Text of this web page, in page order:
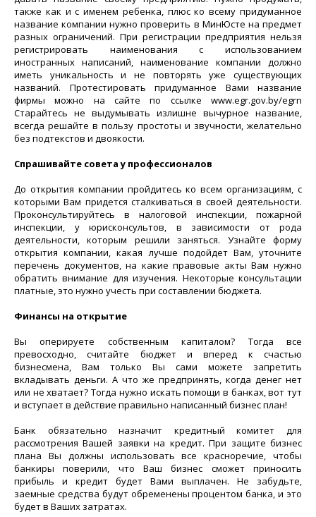
также как и с именем ребенка, плюс ко всему придуманное
название компании нужно проверить в МинЮсте на предмет
разных ограничений. При регистрации предприятия нельзя
регистрировать наименования с использованием
иностранных написаний, наименование компании должно
иметь уникальность и не повторять уже существующих
названий. Протестировать придуманное Вами название
фирмы можно на сайте по ссылке www.egr.gov.by/egrn
Старайтесь не выдумывать излишне вычурное название,
всегда решайте в пользу простоты и звучности, желательно
без подтекстов и двоякости.
Спрашивайте совета у профессионалов
До открытия компании пройдитесь ко всем организациям, с
которыми Вам придется сталкиваться в своей деятельности.
Проконсультируйтесь в налоговой инспекции, пожарной
инспекции, у юрисконсультов, в зависимости от рода
деятельности, которым решили заняться. Узнайте форму
открытия компании, какая лучше подойдет Вам, уточните
перечень документов, на какие правовые акты Вам нужно
обратить внимание для изучения. Некоторые консультации
платные, это нужно учесть при составлении бюджета.
Финансы на открытие
Вы оперируете собственным капиталом? Тогда все
превосходно, считайте бюджет и вперед к счастью
бизнесмена, Вам только Вы сами можете запретить
вкладывать деньги. А что же предпринять, когда денег нет
или не хватает? Тогда нужно искать помощи в банках, вот тут
и вступает в действие правильно написанный бизнес план!
Банк обязательно назначит кредитный комитет для
рассмотрения Вашей заявки на кредит. При защите бизнес
плана Вы должны использовать все красноречие, чтобы
банкиры поверили, что Ваш бизнес сможет приносить
прибыль и кредит будет Вами выплачен. Не забудьте,
заемные средства будут обременены процентом банка, и это
будет в Ваших затратах.